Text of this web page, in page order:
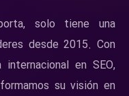
solo tiene una
desde 2015. Con
en SEO,
su visión en